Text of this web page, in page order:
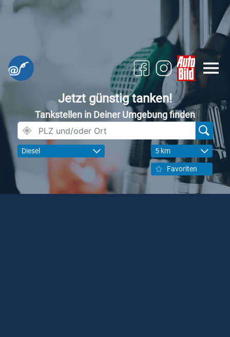
Jetzt günstig tanken!
Tankstellen in Deiner Umgebung finden
Diesel 5 km
Favoriten